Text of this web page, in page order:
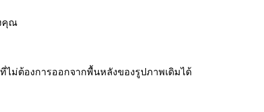
คุณ
ไม่ต้องการออกจากพื้นหลังของรูปภาพเดิมได้